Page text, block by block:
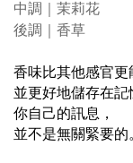
中調｜茉莉花
後調｜香草
香味比其他感官
並更好地儲存在
你自己的訊息，
並不是無關緊要的。